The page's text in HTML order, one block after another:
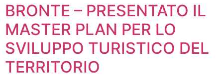
BRONTE – PRESENTATO IL
MASTER PLAN PER LO
SVILUPPO TURISTICO DEL
TERRITORIO